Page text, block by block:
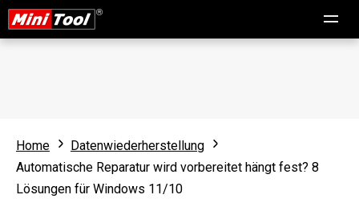
Home
Datenwiederherstellung
Automatische Reparatur wird vorbereitet hängt fest? 8
Lösungen für Windows 11/10